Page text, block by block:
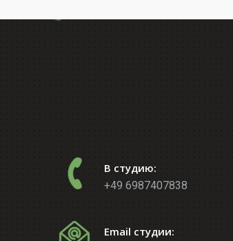
В студию:
+49 6987407838
Email студии: